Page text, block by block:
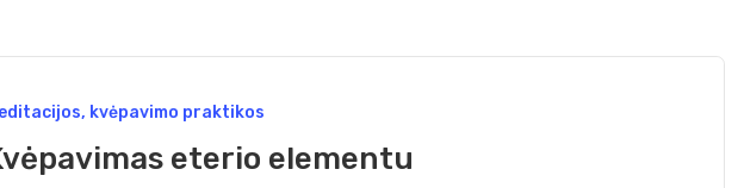
kvėpavimo praktikos
eterio elementu